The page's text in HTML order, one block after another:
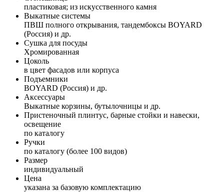
пластиковая; из искусственного камня
Выкатные системы
ПВШ полного открывания, тандембоксы BOYARD
(Россия) и др.
Сушка для посуды
Хромированная
Цоколь
в цвет фасадов или корпуса
Подъемники
BOYARD (Россия) и др.
Аксессуары
Выкатные корзины, бутылочницы и др.
Пристеночный плинтус, барные стойки и навески,
освещение
по каталогу
Ручки
по каталогу (более 100 видов)
Размер
индивидуальный
Цена
указана за базовую комплектацию